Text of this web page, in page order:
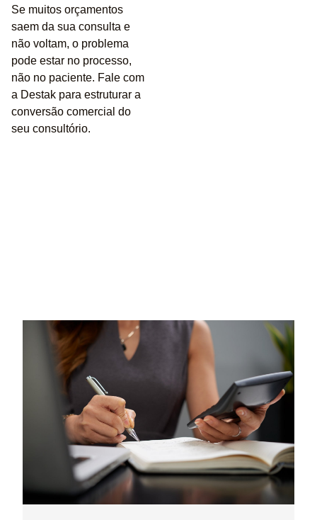
Se muitos orçamentos
saem da sua consulta e
não voltam, o problema
pode estar no processo,
não no paciente. Fale com
a Destak para estruturar a
conversão comercial do
seu consultório.